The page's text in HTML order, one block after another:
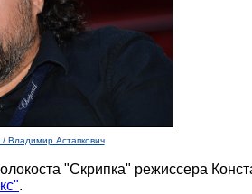
Владимир Астапкович
"Скрипка" режиссера
.